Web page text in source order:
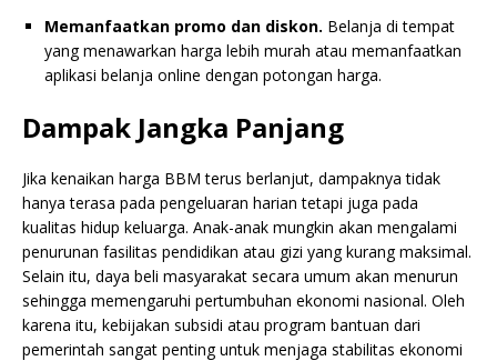
Memanfaatkan promo dan diskon. Belanja di tempat
yang menawarkan harga lebih murah atau memanfaatkan
aplikasi belanja online dengan potongan harga.
Dampak Jangka Panjang
Jika kenaikan harga BBM terus berlanjut, dampaknya tidak
hanya terasa pada pengeluaran harian tetapi juga pada
kualitas hidup keluarga. Anak-anak mungkin akan mengalami
penurunan fasilitas pendidikan atau gizi yang kurang maksimal.
Selain itu, daya beli masyarakat secara umum akan menurun
sehingga memengaruhi pertumbuhan ekonomi nasional. Oleh
karena itu, kebijakan subsidi atau program bantuan dari
pemerintah sangat penting untuk menjaga stabilitas ekonomi